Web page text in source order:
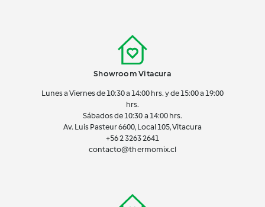
Showroom Vitacura
Lunes a Viernes de 10:30 a 14:00 hrs. y de 15:00 a 19:00
hrs.
Sábados de 10:30 a 14:00 hrs.
Av. Luis Pasteur 6600, Local 105, Vitacura
+56 2 3263 2641
contacto@thermomix.cl